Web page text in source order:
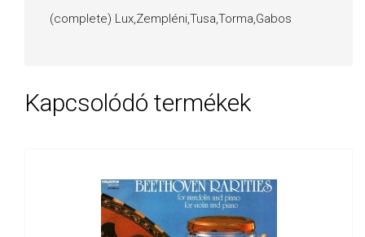
(complete) Lux,Zempléni,Tusa,Torma,Gabos
Kapcsolódó termékek